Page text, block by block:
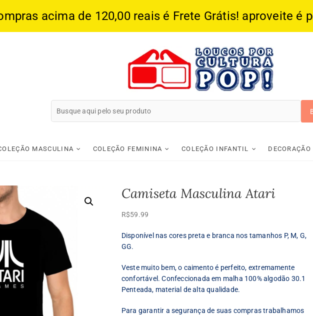
acima de 120,00 reais é Frete Grátis! aproveite é
Loucos Por Cultura
MASCULINA COLEÇÃO FEMININA COLEÇÃO INFANTIL DECORAÇÃO
Camiseta Masculina Atari
R$59.99
Disponível nas cores preta e branca nos tamanhos P, M, G,
GG.
Veste muito bem, o caimento é perfeito, extremamente
confortável. Confeccionada em malha 100% algodão 30.1
Penteada, material de alta qualidade.
Para garantir a segurança de suas compras trabalhamos